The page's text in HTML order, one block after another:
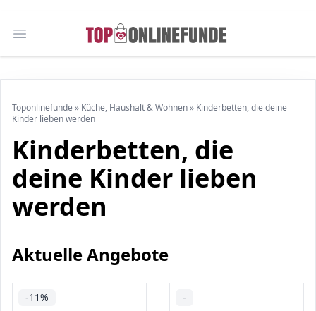
Open main menu
Toponlinefunde » Küche, Haushalt & Wohnen» Kinderbetten, die deine
Kinder lieben werden
Kinderbetten, die
deine Kinder lieben
werden
Aktuelle Angebote
-11% -